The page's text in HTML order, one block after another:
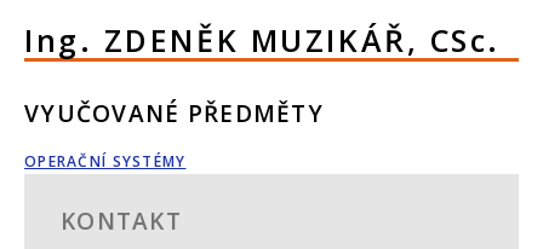
Ing. ZDENĚK MUZIKÁŘ, CSc.
VYUČOVANÉ PŘEDMĚTY
OPERAČNÍ SYSTÉMY
KONTAKT